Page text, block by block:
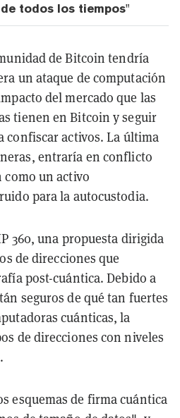
todos los tiempos"
de Bitcoin tendría
un ataque de computación
del mercado que las
tienen en Bitcoin y seguir
confiscar activos. La última
entraría en conflicto
como un activo
para la autocustodia.
360, una propuesta dirigida
de direcciones que
post-cuántica. Debido a
seguros de qué tan fuertes
cuánticas, la
de direcciones con niveles
esquemas de firma cuántica